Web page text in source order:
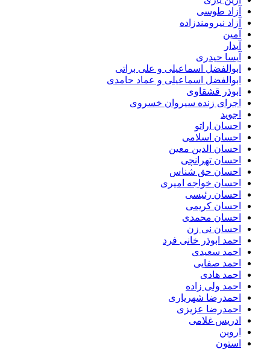
آزاد طوسی
آزاد نیرومندزاده
آمین
آیدار
آیسا حیدری
ابوالفضل اسماعیلی و علی براتی
ابوالفضل اسماعیلی و عماد حامدی
ابوذر قشقاوی
اجرای زنده سیروان خسروی
اجوید
احسان اراتو
احسان اسلامی
احسان الدین معین
احسان تهرانچی
احسان حق شناس
احسان خواجه امیری
احسان رئیسی
احسان کریمی
احسان محمدی
احسان نی زن
احمد ابوذر خانی فرد
احمد سعیدی
احمد صفایی
احمد هادی
احمد ولی زاده
احمدرضا شهریاری
احمدرضا عزیزی
ادریس غلامی
اروین
استون